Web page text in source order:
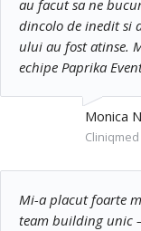
au facut sa ne
dincolo de inedit si
ului au fost atinse.
echipe Paprika
Monica
Mi-a placut foarte
team building unic